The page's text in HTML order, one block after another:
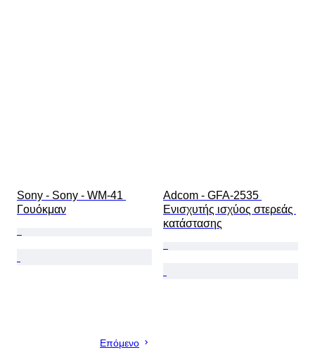
Sony - Sony - WM-41
Γουόκμαν
Adcom - GFA-2535
Ενισχυτής ισχύος στερεάς
κατάστασης
Επόμενο